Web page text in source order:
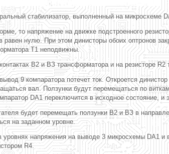
стабилизатор, выполненный на микросхеме
то напряжение на движке подстроенного
нулю. При этом динисторы обоих оптронов
Т1 неподвижны.
В2 и ВЗ трансформатора и на резисторе R2
9 компаратора потечет ток. Откроется
вал. Ползунки будут перемещаться по
DA1 переключится в исходное состояние, и
будет перемещать ползунки В2 и ВЗ в
на заданном уровне.
напряжения на выводе 3 микросхемы DA1
R4.